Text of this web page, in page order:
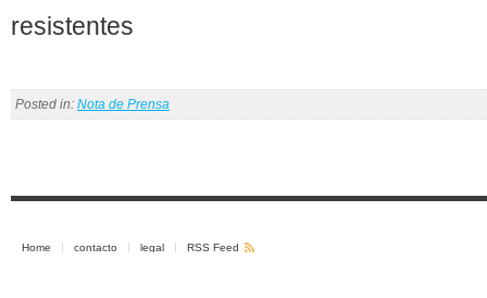
resistentes
Posted in: Nota de Prensa
Home contacto legal RSS Feed